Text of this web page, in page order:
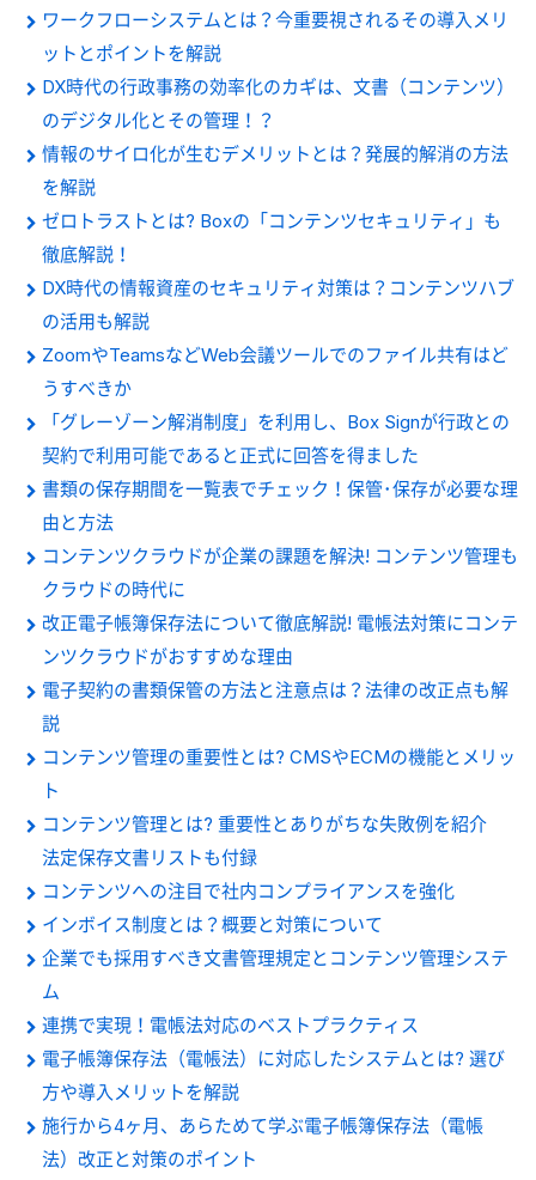
ワークフローシステムとは？今重要視されるその導入メリ
ットとポイントを解説
DX時代の行政事務の効率化のカギは、文書（コンテンツ）
のデジタル化とその管理！？
情報のサイロ化が生むデメリットとは？発展的解消の方法
を解説
ゼロトラストとは? Boxの「コンテンツセキュリティ」も
徹底解説！
DX時代の情報資産のセキュリティ対策は？コンテンツハブ
の活用も解説
ZoomやTeamsなどWeb会議ツールでのファイル共有はど
うすべきか
「グレーゾーン解消制度」を利用し、Box Signが行政との
契約で利用可能であると正式に回答を得ました
書類の保存期間を一覧表でチェック！保管･保存が必要な理
由と方法
コンテンツクラウドが企業の課題を解決! コンテンツ管理も
クラウドの時代に
改正電子帳簿保存法について徹底解説! 電帳法対策にコンテ
ンツクラウドがおすすめな理由
電子契約の書類保管の方法と注意点は？法律の改正点も解
説
コンテンツ管理の重要性とは? CMSやECMの機能とメリッ
ト
コンテンツ管理とは? 重要性とありがちな失敗例を紹介
法定保存文書リストも付録
コンテンツへの注目で社内コンプライアンスを強化
インボイス制度とは？概要と対策について
企業でも採用すべき文書管理規定とコンテンツ管理システ
ム
連携で実現！電帳法対応のベストプラクティス
電子帳簿保存法（電帳法）に対応したシステムとは? 選び
方や導入メリットを解説
施行から4ヶ月、あらためて学ぶ電子帳簿保存法（電帳
法）改正と対策のポイント